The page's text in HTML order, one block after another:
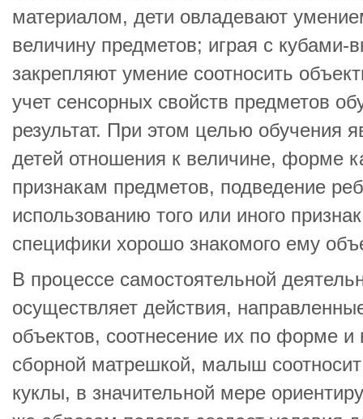
материалом, дети овладевают
величину предметов; играя с
закрепляют умение соотносить
учет сенсорных свойств предметов
результат. При этом целью обучения
детей отношения к величине, форме
признакам предметов, подведение
использованию того или иного
специфики хорошо знакомого ему
В процессе самостоятельной
осуществляет действия,
объектов, соотнесение их по форме и
сборной матрешкой, малыш
куклы, в значительной мере